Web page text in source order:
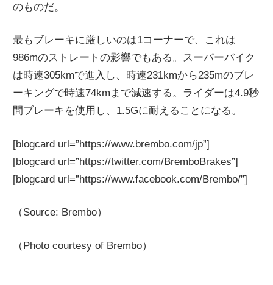
のものだ。
最もブレーキに厳しいのは1コーナーで、これは
986mのストレートの影響でもある。スーパーバイク
は時速305kmで進入し、時速231kmから235mのブレ
ーキングで時速74kmまで減速する。ライダーは4.9秒
間ブレーキを使用し、1.5Gに耐えることになる。
[blogcard url=”https://www.brembo.com/jp”]
[blogcard url=”https://twitter.com/BremboBrakes”]
[blogcard url=”https://www.facebook.com/Brembo/”]
（Source: Brembo）
（Photo courtesy of Brembo）